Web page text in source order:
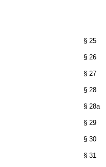
§ 25
§ 26
§ 27
§ 28
§ 28a
§ 29
§ 30
§ 31